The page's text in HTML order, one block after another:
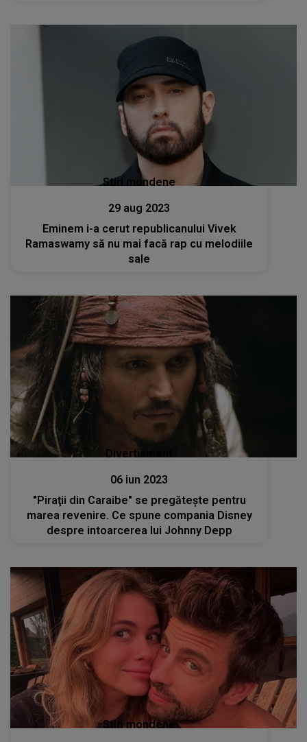
Stiri mondene
29 aug 2023
Eminem i-a cerut republicanului Vivek
Ramaswamy să nu mai facă rap cu melodiile
sale
Divertisment
06 iun 2023
"Piraţii din Caraibe" se pregăteşte pentru
marea revenire. Ce spune compania Disney
despre intoarcerea lui Johnny Depp
Stiri mondene